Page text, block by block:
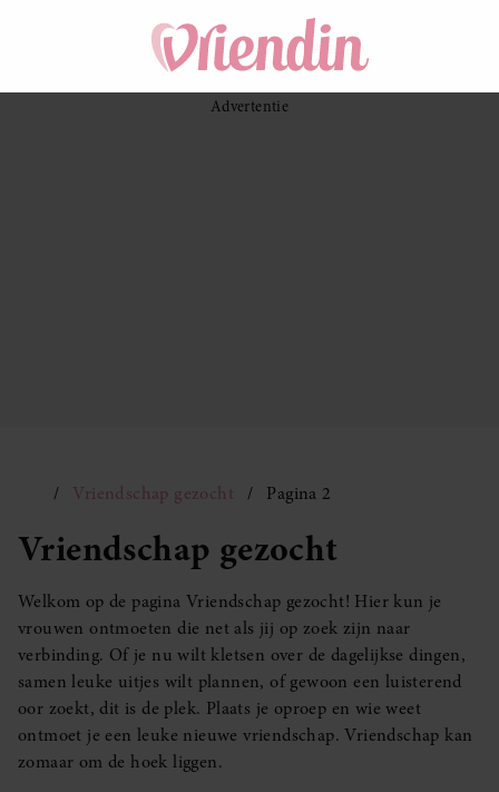
Vriendschap gezocht Pagina 2
Vriendschap gezocht
Welkom op de pagina Vriendschap gezocht! Hier kun je
vrouwen ontmoeten die net als jij op zoek zijn naar
verbinding. Of je nu wilt kletsen over de dagelijkse dingen,
samen leuke uitjes wilt plannen, of gewoon een luisterend
oor zoekt, dit is de plek. Plaats je oproep en wie weet
ontmoet je een leuke nieuwe vriendschap. Vriendschap kan
zomaar om de hoek liggen.